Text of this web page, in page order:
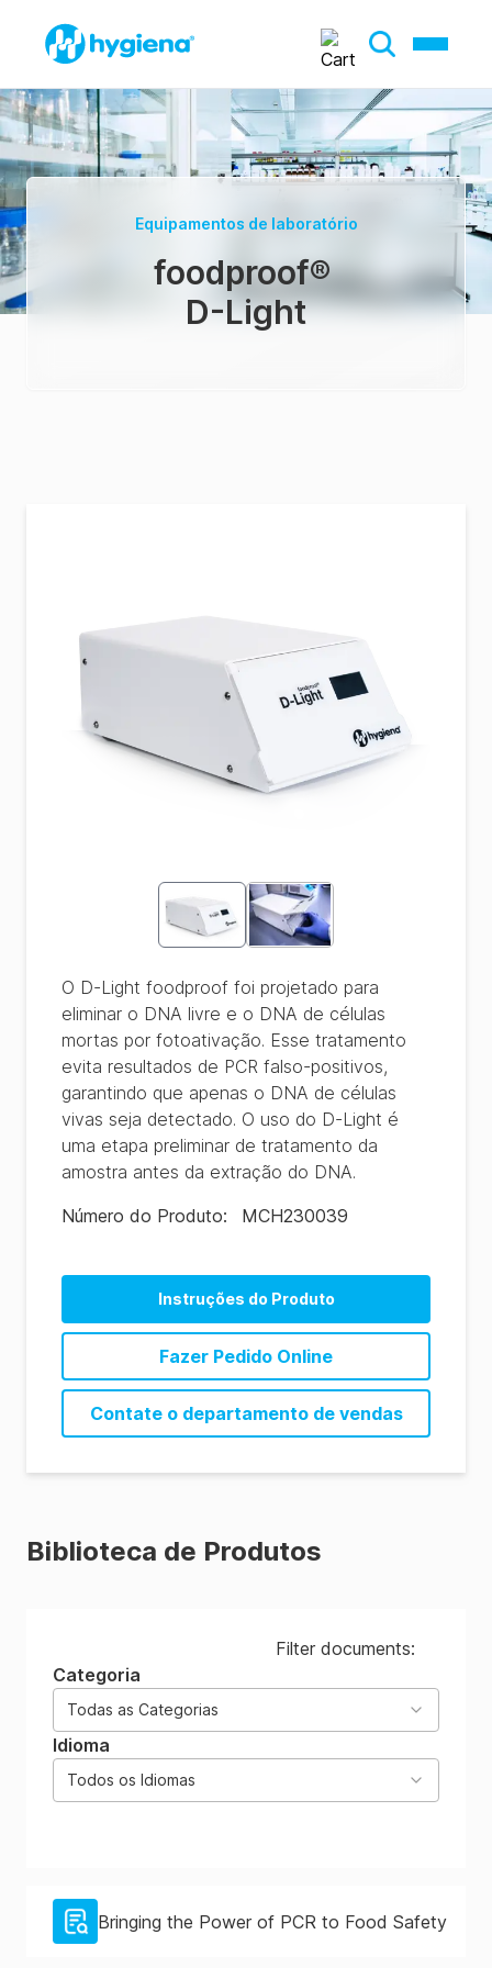
Equipamentos de laboratório
foodproof®
D-Light
O D-Light foodproof foi projetado para
eliminar o DNA livre e o DNA de células
mortas por fotoativação. Esse tratamento
evita resultados de PCR falso-positivos,
garantindo que apenas o DNA de células
vivas seja detectado. O uso do D-Light é
uma etapa preliminar de tratamento da
amostra antes da extração do DNA.
Número do Produto: MCH230039
Instruções do Produto
Fazer Pedido Online
Contate o departamento de vendas
Biblioteca de Produtos
Filter documents:
Categoria
Todas as Categorias
Idioma
Todos os Idiomas
Bringing the Power of PCR to Food Safety